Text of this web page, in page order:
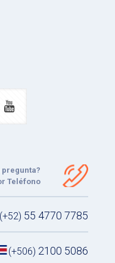
pregunta?
Teléfono
(+52) 55 4770 7785
(+506) 2100 5086